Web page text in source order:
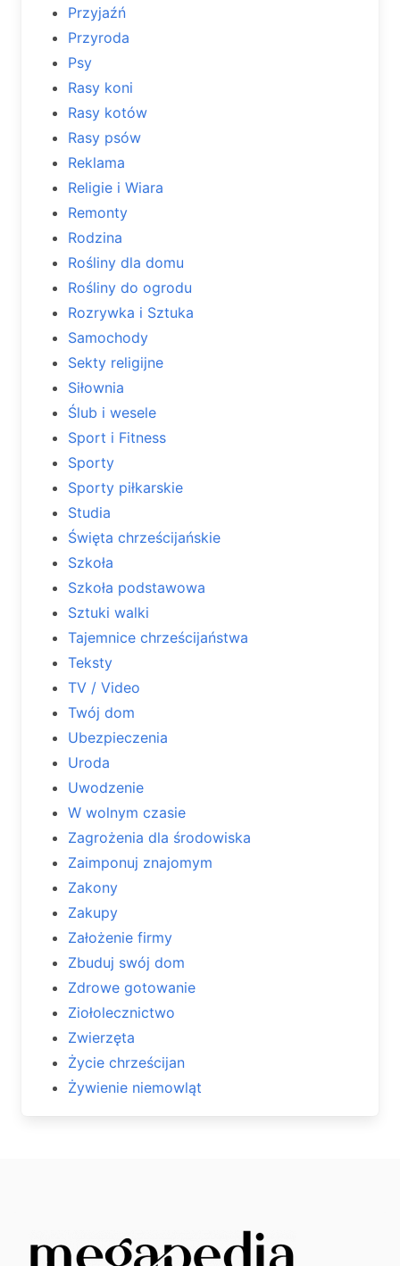
Przyjaźń
Przyroda
Psy
Rasy koni
Rasy kotów
Rasy psów
Reklama
Religie i Wiara
Remonty
Rodzina
Rośliny dla domu
Rośliny do ogrodu
Rozrywka i Sztuka
Samochody
Sekty religijne
Siłownia
Ślub i wesele
Sport i Fitness
Sporty
Sporty piłkarskie
Studia
Święta chrześcijańskie
Szkoła
Szkoła podstawowa
Sztuki walki
Tajemnice chrześcijaństwa
Teksty
TV / Video
Twój dom
Ubezpieczenia
Uroda
Uwodzenie
W wolnym czasie
Zagrożenia dla środowiska
Zaimponuj znajomym
Zakony
Zakupy
Założenie firmy
Zbuduj swój dom
Zdrowe gotowanie
Ziołolecznictwo
Zwierzęta
Życie chrześcijan
Żywienie niemowląt